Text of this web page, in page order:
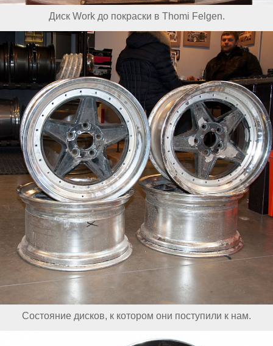
Диск Work до покраски в Thomi Felgen.
Состояние дисков, к котором они поступили к нам.